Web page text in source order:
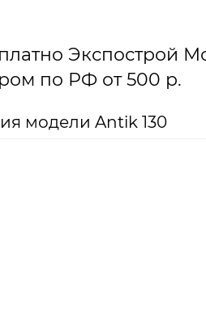
Экспострой
по РФ от 500 р.
модели Antik 130